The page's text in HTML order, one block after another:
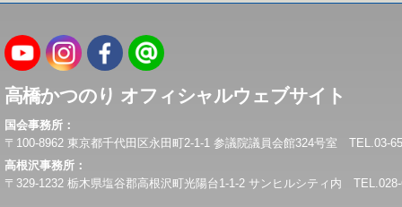
高橋かつのり オフィシャルウェブサイト
国会事務所：
〒100-8962 東京都千代田区永田町2-1-1 参議院議員会館324号室 TEL.03-
高根沢事務所：
〒329-1232 栃木県塩谷郡高根沢町光陽台1-1-2 サンヒルシティ内